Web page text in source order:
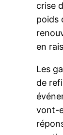
crise
poids
en
Les
de
vont-